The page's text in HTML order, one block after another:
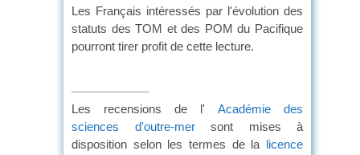
Les Français intéressés par l'évolution des
statuts des TOM et des POM du Pacifique
pourront tirer profit de cette lecture.
Les recensions de l' Académie des
sciences d'outre-mersont mises à
disposition selon les termes de la
licence